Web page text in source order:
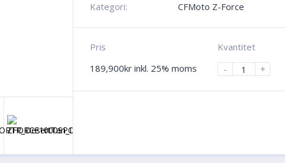
Kategori: CFMoto Z-Force
Pris
189,900kr inkl. 25% moms
Kvantitet
-
+